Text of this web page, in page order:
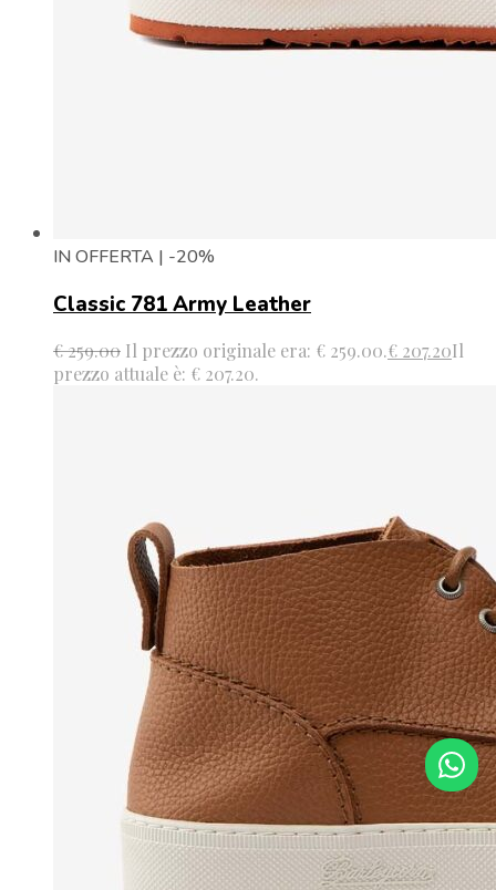
IN OFFERTA | -20%
Classic 781 Army Leather
€259.00 Il prezzo originale era: € 259.00.€ 207.20Il
prezzo attuale è: € 207.20.